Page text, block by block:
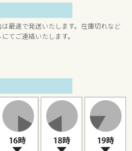
最速で発送いたします。在庫切れなど
てご連絡いたします。